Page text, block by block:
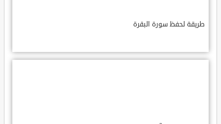
طريقة لحفظ سورة البقرة